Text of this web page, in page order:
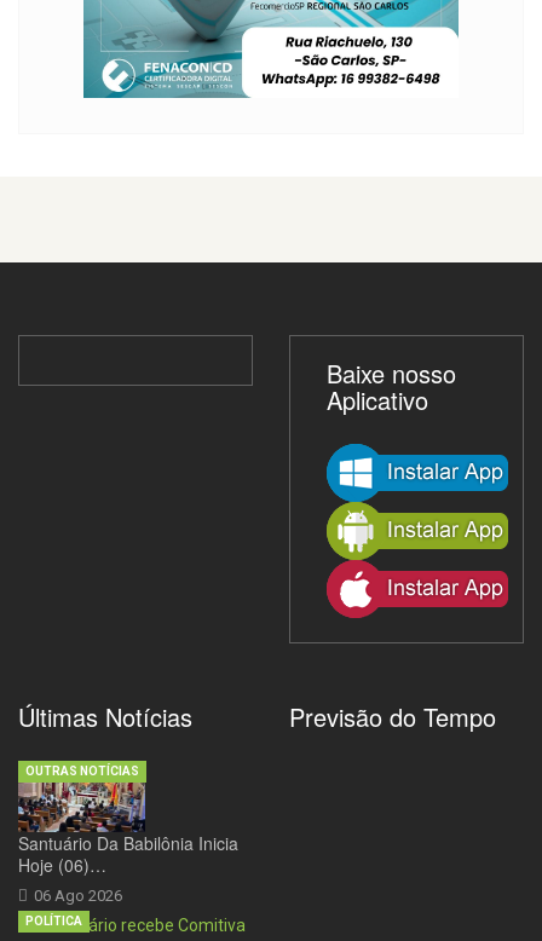
Baixe nosso
Aplicativo
Últimas Notícias
Santuário Da Babilônia Inicia
Hoje (06)…
06 Ago 2026
OUTRAS NOTÍCIAS
POLÍTICA
Previsão do Tempo